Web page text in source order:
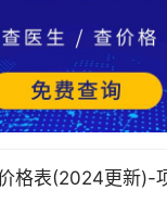
格表(2024更新)-